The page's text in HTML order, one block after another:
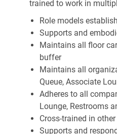
trained to work in
Role models
Supports and
Maintains all floor
buffer
Maintains all
Queue, Associate
Adheres to all
Lounge, Restrooms
Cross-trained in
Supports and